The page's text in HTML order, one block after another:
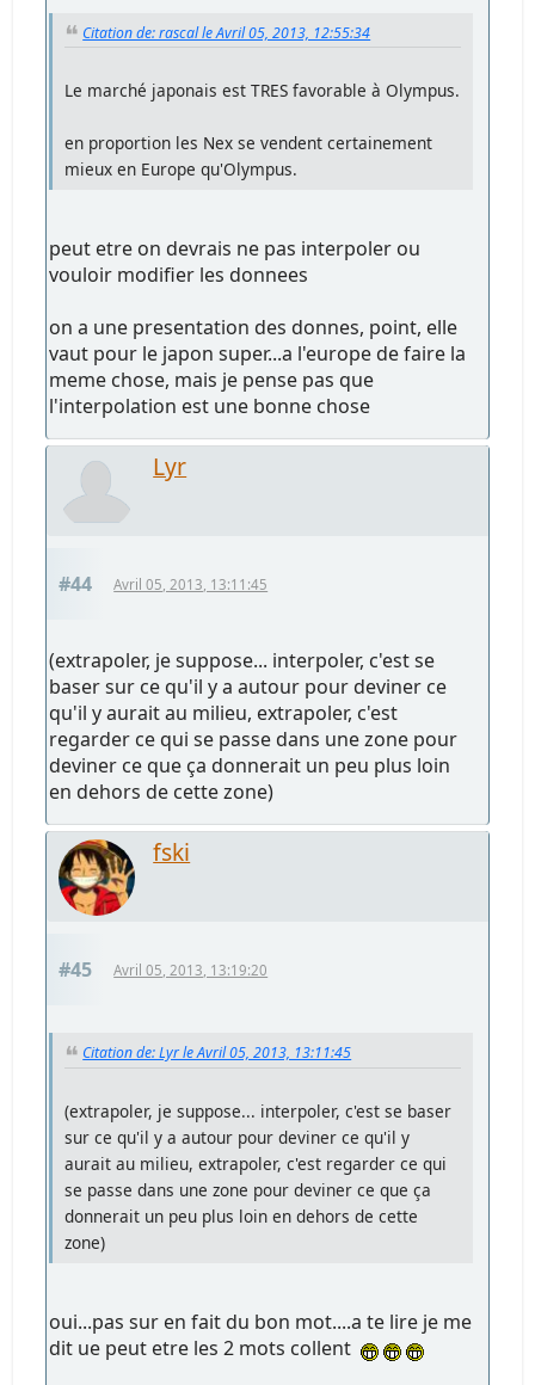
Citation de: rascal le Avril 05, 2013, 12:55:34
Le marché japonais est TRES favorable à Olympus.
en proportion les Nex se vendent certainement
mieux en Europe qu'Olympus.
peut etre on devrais ne pas interpoler ou
vouloir modifier les donnees
on a une presentation des donnes, point, elle
vaut pour le japon super...a l'europe de faire la
meme chose, mais je pense pas que
l'interpolation est une bonne chose
Lyr
#44 Avril 05, 2013, 13:11:45
(extrapoler, je suppose... interpoler, c'est se
baser sur ce qu'il y a autour pour deviner ce
qu'il y aurait au milieu, extrapoler, c'est
regarder ce qui se passe dans une zone pour
deviner ce que ça donnerait un peu plus loin
en dehors de cette zone)
fski
#45 Avril 05, 2013, 13:19:20
Citation de: Lyr le Avril 05, 2013, 13:11:45
(extrapoler, je suppose... interpoler, c'est se baser
sur ce qu'il y a autour pour deviner ce qu'il y
aurait au milieu, extrapoler, c'est regarder ce qui
se passe dans une zone pour deviner ce que ça
donnerait un peu plus loin en dehors de cette
zone)
oui...pas sur en fait du bon mot....a te lire je me
dit ue peut etre les 2 mots collent